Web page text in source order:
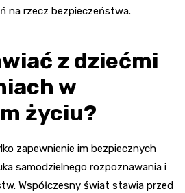
na rzecz bezpieczeństwa.
z dziećmi
w
życiu?
zapewnienie im bezpiecznych
samodzielnego rozpoznawania i
Współczesny świat stawia przed